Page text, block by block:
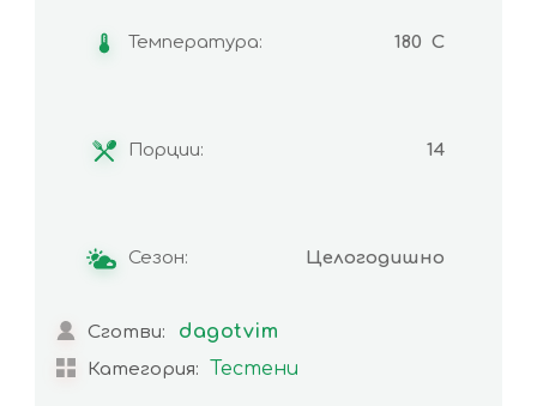
Температура: 180 C
Порции: 14
Сезон: Целогодишно
Сготви: dagotvim
Категория: Тестени